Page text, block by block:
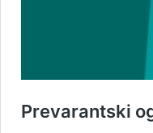
Prevarantski